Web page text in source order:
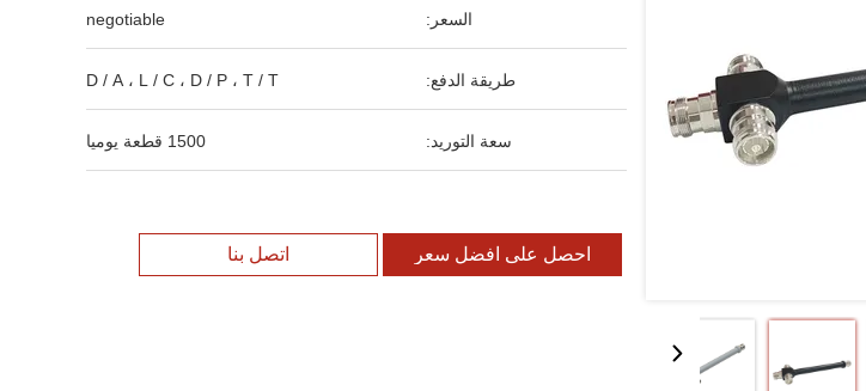
السعر: negotiable
طريقة الدفع: D / A ، L / C ، D / P ، T / T
سعة التوريد: 1500 قطعة يوميا
احصل على افضل سعر اتصل بنا